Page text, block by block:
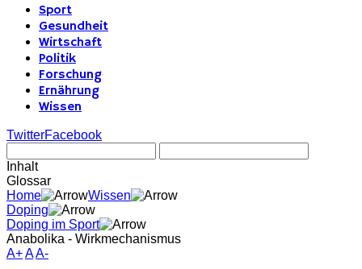
Sport
Gesundheit
Wirtschaft
Politik
Forschung
Ernährung
Wissen
TwitterFacebook
Inhalt
Glossar
Home
Wissen
Doping
Doping im Sport
Anabolika - Wirkmechanismus
A+AA-